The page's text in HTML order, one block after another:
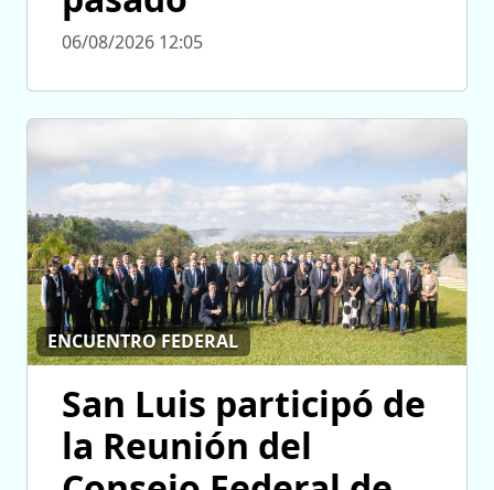
06/08/2026 12:05
ENCUENTRO FEDERAL
San Luis participó de
la Reunión del